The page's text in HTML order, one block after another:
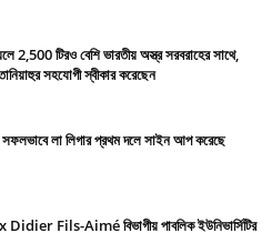
2,500 টিরও বেশি ভারতীয় অস্ত্র সরবরাহের সাথে,
সহযোগী স্বীকার করেছেন
সফলভাবে লা লিগার প্রথম দলে সাইন আপ করেছে
Fils-Aimé বিভাগীয় পাবলিক ইউনিভার্সিটির